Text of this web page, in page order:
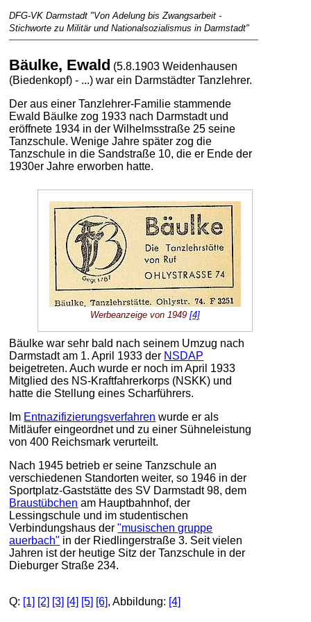
DFG-VK Darmstadt "Von Adelung bis Zwangsarbeit -
Stichworte zu Militär und Nationalsozialismus in Darmstadt"
Bäulke, Ewald (5.8.1903 Weidenhausen
(Biedenkopf) - ...) war ein Darmstädter Tanzlehrer.
Der aus einer Tanzlehrer-Familie stammende
Ewald Bäulke zog 1933 nach Darmstadt und
eröffnete 1934 in der Wilhelmsstraße 25 seine
Tanzschule. Wenige Jahre später zog die
Tanzschule in die Sandstraße 10, die er Ende der
1930er Jahre erworben hatte.
Werbeanzeige von 1949 [4]
Bäulke war sehr bald nach seinem Umzug nach
Darmstadt am 1. April 1933 der NSDAP
beigetreten. Auch wurde er noch im April 1933
Mitglied des NS-Kraftfahrerkorps (NSKK) und
hatte die Stellung eines Scharführers.
Im Entnazifizierungsverfahren wurde er als
Mitläufer eingeordnet und zu einer Sühneleistung
von 400 Reichsmark verurteilt.
Nach 1945 betrieb er seine Tanzschule an
verschiedenen Standorten weiter, so 1946 in der
Sportplatz-Gaststätte des SV Darmstadt 98, dem
Braustübchen am Hauptbahnhof, der
Lessingschule und im studentischen
Verbindungshaus der"musischen gruppe
auerbach" in der Riedlingerstraße 3. Seit vielen
Jahren ist der heutige Sitz der Tanzschule in der
Dieburger Straße 234.
Q: [1] [2] [3] [4] [5] [6], Abbildung: [4]